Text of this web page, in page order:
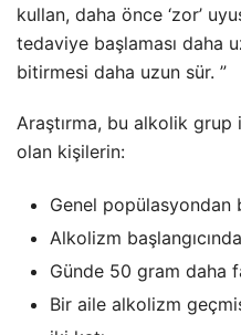
kullan, daha önce ‘zor’
tedaviye başlaması daha
bitirmesi daha uzun sür. ”
Araştırma, bu alkolik
olan kişilerin:
Genel popülasyondan
Alkolizm
Günde 50 gram daha
Bir aile alkolizm